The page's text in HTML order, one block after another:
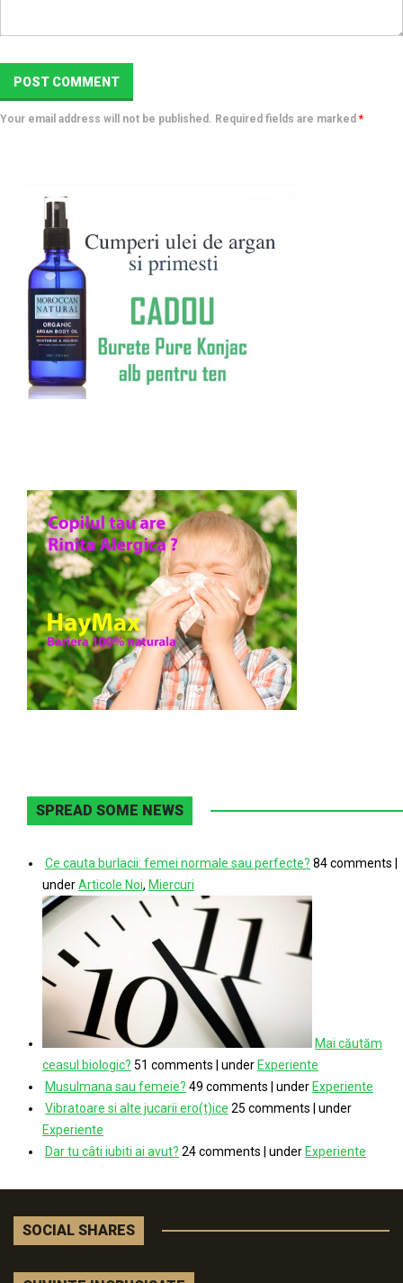
Your email address will not be published. Required fields are marked *
SPREAD SOME NEWS
Ce cauta burlacii: femei normale sau perfecte? 84 comments
underArticole Noi, Miercuri
Mai căutăm
ceasul biologic? 51 comments under Experiente
Musulmana sau femeie? 49 comments under Experiente
Vibratoare si alte jucarii ero(t)ice 25 comments
under
Experiente
Dar tu câti iubiti ai avut? 24 comments under Experiente
SOCIAL SHARES